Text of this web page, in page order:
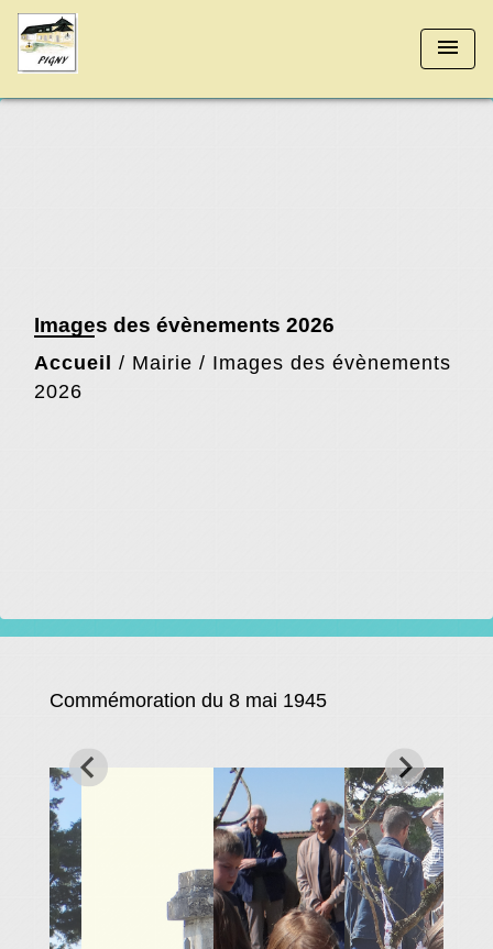
menu
Images des évènements 2026
Accueil / Mairie / Images des évènements
2026
Commémoration du 8 mai 1945